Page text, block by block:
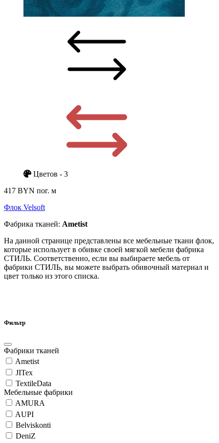
Цветов - 3
417 BYN пог. м
Флок Velsoft
Фабрика тканей: Ametist
На данной странице представлены все мебельные ткани флок,
которые использует в обивке своей мягкой мебели фабрика
СТИЛЬ. Соответственно, если вы выбираете мебель от
фабрики СТИЛЬ, вы можете выбрать обивочный материал и
цвет только из этого списка.
Фильтр
Фабрики тканей
Ametist
JITex
TextileData
Мебельные фабрики
AMURA
AUPI
Belviskonti
DeniZ